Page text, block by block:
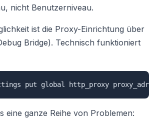
nicht Benutzerniveau.
ist die Proxy-Einrichtung über
Bridge). Technisch funktioniert
put global http_proxy
eine ganze Reihe von Problemen: